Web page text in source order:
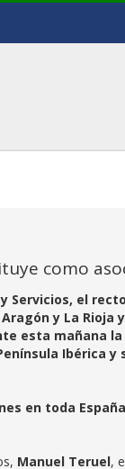
como
Servicios, el
y La Rioja
esta mañana la
Ibérica y
en toda
Manuel Teruel,